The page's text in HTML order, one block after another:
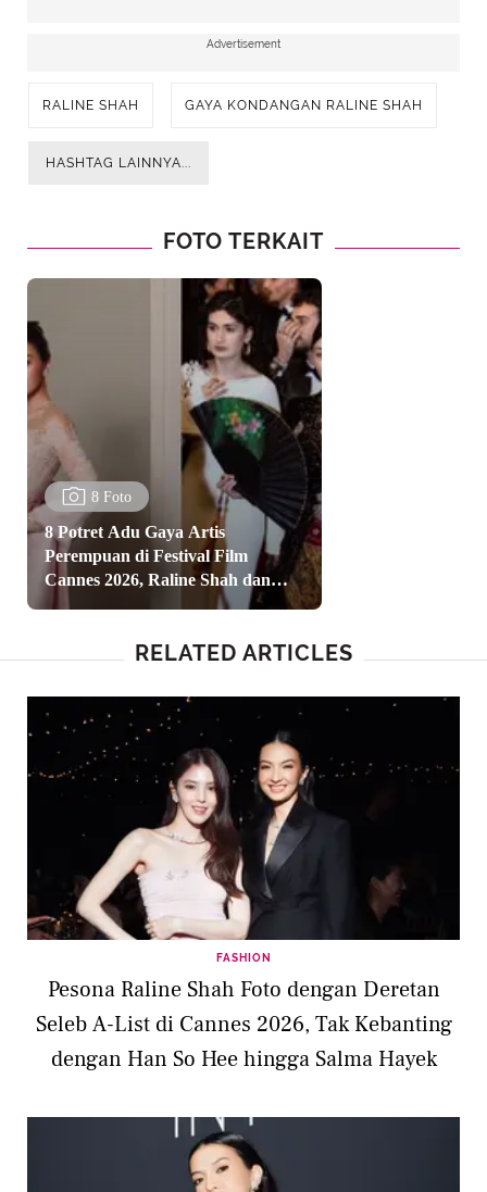
Advertisement
RALINE SHAH GAYA KONDANGAN RALINE SHAH
HASHTAG LAINNYA...
FOTO TERKAIT
8 Foto
8 Potret Adu Gaya Artis
Perempuan di Festival Film
Cannes 2026, Raline Shah dan
Jolene Marie Kompak Berkebaya
RELATED ARTICLES
FASHION
Pesona Raline Shah Foto dengan Deretan
Seleb A-List di Cannes 2026, Tak Kebanting
dengan Han So Hee hingga Salma Hayek